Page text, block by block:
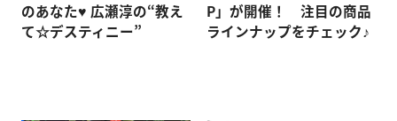
のあなた♥ 広瀬淳の“教え
て☆デスティニー”
P」が開催！ 注目の商品
ラインナップをチェック♪